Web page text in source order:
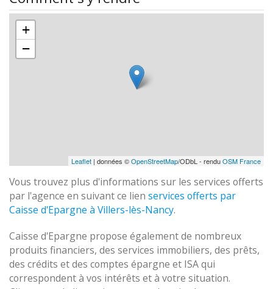
+
−
Leaflet | données ©OpenStreetMap/ODbL - renduOSM France
Vous trouvez plus d'informations sur les services offerts
par l'agence en suivant ce lien services offerts par
Caisse d'Epargne à Villers-lès-Nancy.
Caisse d'Epargne propose également de nombreux
produits financiers, des services immobiliers, des prêts,
des crédits et des comptes épargne et ISA qui
correspondent à vos intérêts et à votre situation.